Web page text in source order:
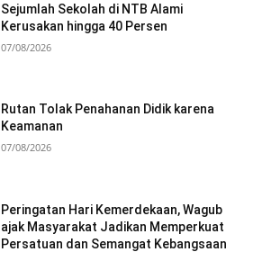
Sejumlah Sekolah di NTB Alami
Kerusakan hingga 40 Persen
07/08/2026
Rutan Tolak Penahanan Didik karena
Keamanan
07/08/2026
Peringatan Hari Kemerdekaan, Wagub
ajak Masyarakat Jadikan Memperkuat
Persatuan dan Semangat Kebangsaan